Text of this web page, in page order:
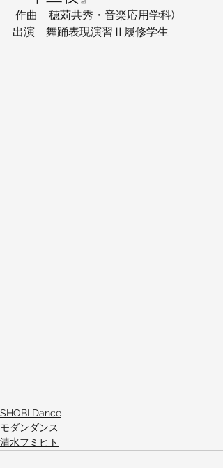
作曲　穂苅共秀・音楽応用学科)
出演　舞踊表現演習Ⅱ履修学生
SHOBI Dance
モダンダンス
清水フミヒト